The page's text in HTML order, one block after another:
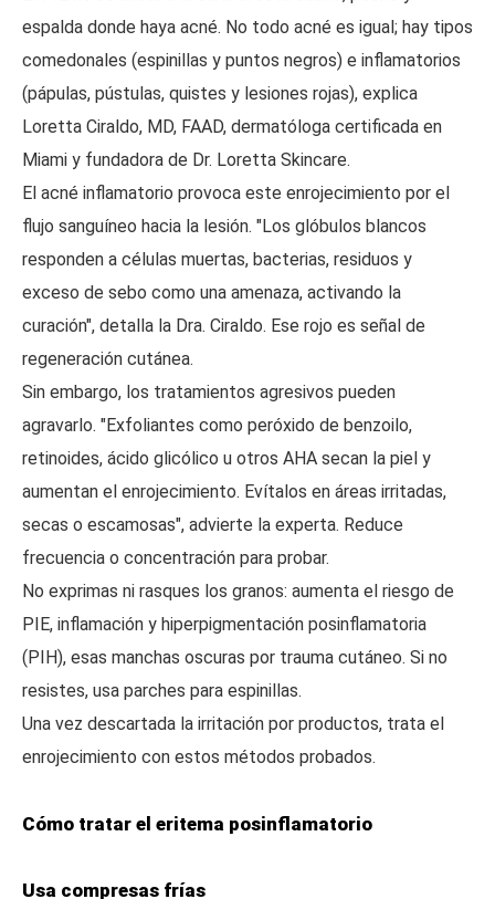
espalda donde haya acné. No todo acné es igual; hay tipos
comedonales (espinillas y puntos negros) e inflamatorios
(pápulas, pústulas, quistes y lesiones rojas), explica
Loretta Ciraldo, MD, FAAD, dermatóloga certificada en
Miami y fundadora de Dr. Loretta Skincare.
El acné inflamatorio provoca este enrojecimiento por el
flujo sanguíneo hacia la lesión. "Los glóbulos blancos
responden a células muertas, bacterias, residuos y
exceso de sebo como una amenaza, activando la
curación", detalla la Dra. Ciraldo. Ese rojo es señal de
regeneración cutánea.
Sin embargo, los tratamientos agresivos pueden
agravarlo. "Exfoliantes como peróxido de benzoilo,
retinoides, ácido glicólico u otros AHA secan la piel y
aumentan el enrojecimiento. Evítalos en áreas irritadas,
secas o escamosas", advierte la experta. Reduce
frecuencia o concentración para probar.
No exprimas ni rasques los granos: aumenta el riesgo de
PIE, inflamación y hiperpigmentación posinflamatoria
(PIH), esas manchas oscuras por trauma cutáneo. Si no
resistes, usa parches para espinillas.
Una vez descartada la irritación por productos, trata el
enrojecimiento con estos métodos probados.
Cómo tratar el eritema posinflamatorio
Usa compresas frías